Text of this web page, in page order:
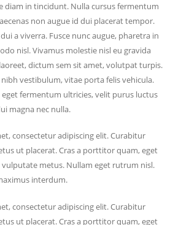
diam in tincidunt. Nulla cursus fermentum
non augue id dui placerat tempor.
a viverra. Fusce nunc augue, pharetra in
nisl. Vivamus molestie nisl eu gravida
dictum sem sit amet, volutpat turpis.
vestibulum, vitae porta felis vehicula.
fermentum ultricies, velit purus luctus
magna nec nulla.
consectetur adipiscing elit. Curabitur
ut placerat. Cras a porttitor quam, eget
metus. Nullam eget rutrum nisl.
interdum.
consectetur adipiscing elit. Curabitur
ut placerat. Cras a porttitor quam, eget